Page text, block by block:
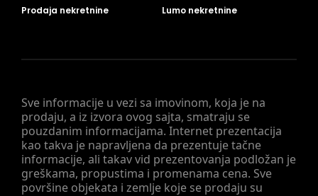
Sve informacije u vezi sa imovinom, koja je na
prodaju, a iz izvora ovog sajta, smatraju se
pouzdanim informacijama. Internet prezentacija
kao takva je napravljena da prezentuje tačne
informacije, ali takav vid prezentovanja podložan je
greškama, propustima i promenama cena. Sve
površine objekata i zemlje koje se prodaju su
Prodaja nekretnine
Lumo nekretnine